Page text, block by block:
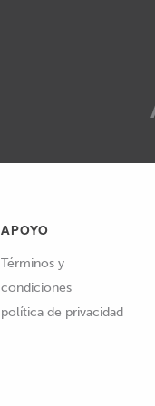
APOYO
Términos y
condiciones
política de privacidad